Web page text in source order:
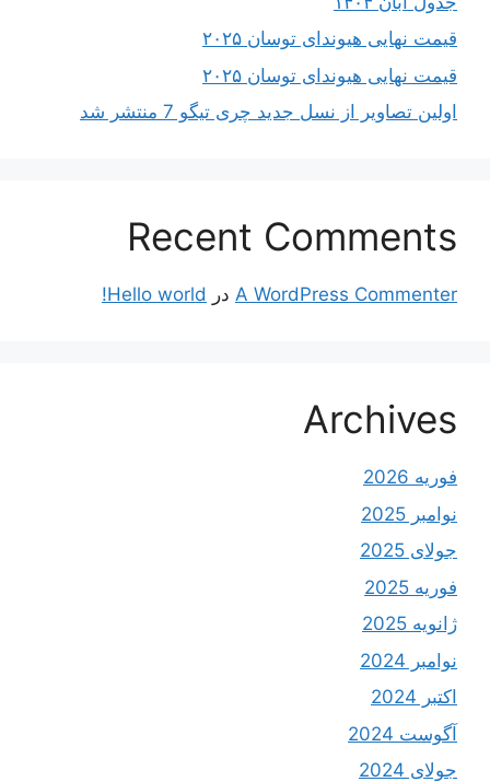
قیمت نهایی هیوندای توسان ۲۰۲۵
قیمت نهایی هیوندای توسان ۲۰۲۵
اولین تصاویر از نسل جدید چری تیگو 7 منتشر شد
Recent Comments
A WordPress Commenter در Hello world!
Archives
فوریه 2026
نوامبر 2025
جولای 2025
فوریه 2025
ژانویه 2025
نوامبر 2024
اکتبر 2024
آگوست 2024
جولای 2024